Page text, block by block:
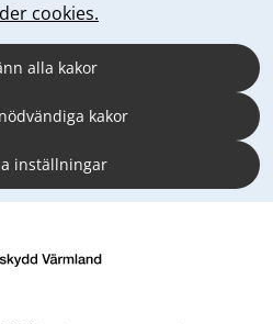
cookies.
alla kakor
kakor
inställningar